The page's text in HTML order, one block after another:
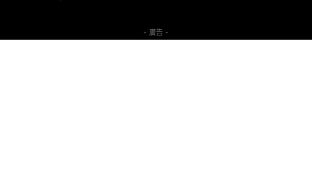
- 廣告 -